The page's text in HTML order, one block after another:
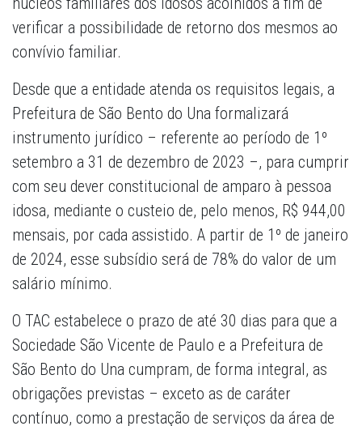
verificar a possibilidade de retorno dos mesmos ao
convívio familiar.
Desde que a entidade atenda os requisitos legais, a
Prefeitura de São Bento do Una formalizará
instrumento jurídico – referente ao período de 1º
setembro a 31 de dezembro de 2023 –, para cumprir
com seu dever constitucional de amparo à pessoa
idosa, mediante o custeio de, pelo menos, R$ 944,00
mensais, por cada assistido. A partir de 1º de janeiro
de 2024, esse subsídio será de 78% do valor de um
salário mínimo.
O TAC estabelece o prazo de até 30 dias para que a
Sociedade São Vicente de Paulo e a Prefeitura de
São Bento do Una cumpram, de forma integral, as
obrigações previstas – exceto as de caráter
contínuo, como a prestação de serviços da área de